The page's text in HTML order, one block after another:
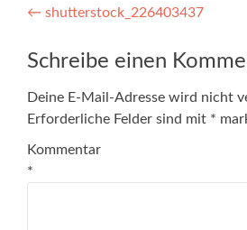
Artikel-
Navigation
← shutterstock_226403437
Schreibe einen
Deine E-Mail-Adresse wird nicht
Erforderliche Felder sind mit *
Kommentar
*